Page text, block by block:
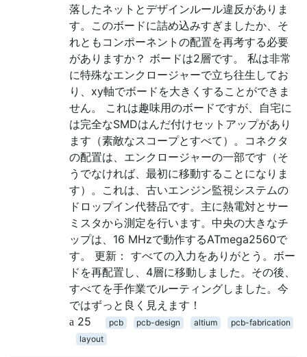
落したネットとデザインルール違反がありま
す。このボードに詰め込みすぎましたか、そ
れともコンポーネントの配置を再考する必要
がありますか？ ボードは2層です。 私は非常
に特殊なエンクロージャーで立ち往生してお
り、xy軸でボードを大きくすることができま
せん。 これは趣味用のボードですが、自宅に
は完全なSMDはんだ付けセットアップがあり
ます（素敵なスコープとすべて）。コネクタ
の配置は、エンクロージャーの一部です（そ
うでなければ、最初に移動することになりま
す）。これは、古いエンジン監視システムの
ドロップイン代替品です。主に熱電対とサー
ミスタから測定を行います。中央の大きなチ
ップは、16 MHzで動作するATmega2560で
す。 更新： すべての入力をありがとう。ボー
ドを再配置し、4層に移動しました。その後、
すべてを手作業でルーティングしました。今
ではずっと良く見えます！
25
pcb pcb-design altium
pcb-fabrication
layout